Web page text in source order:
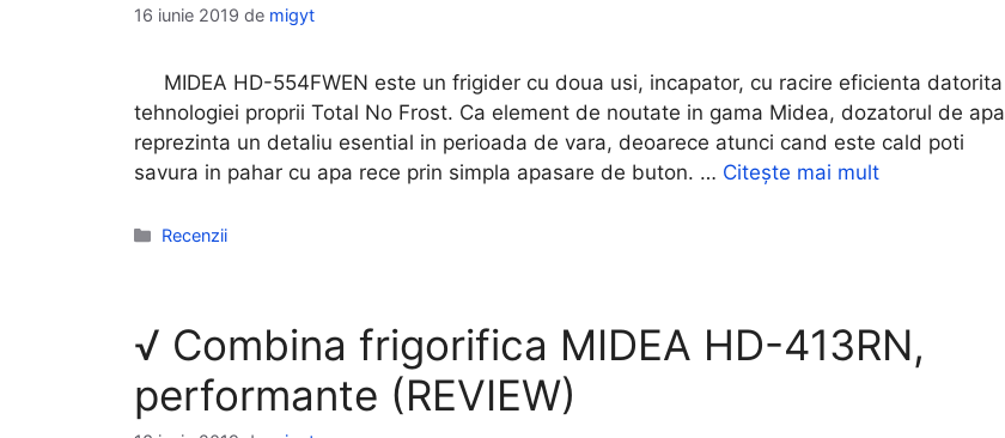
16 iunie 2019 de migyt
MIDEA HD-554FWEN este un frigider cu doua usi, incapator, cu racire eficienta datorita
tehnologiei proprii Total No Frost. Ca element de noutate in gama Midea, dozatorul de apa
reprezinta un detaliu esential in perioada de vara, deoarece atunci cand este cald poti
savura in pahar cu apa rece prin simpla apasare de buton. … Citește mai mult
Categorii
Recenzii
√ Combina frigorifica MIDEA HD-413RN,
performante (REVIEW)